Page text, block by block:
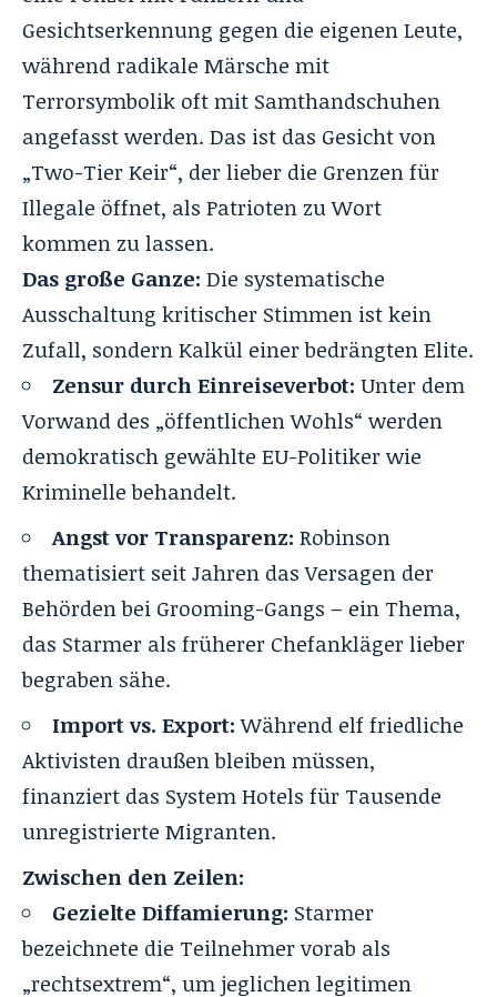
Gesichtserkennung gegen die eigenen Leute,
während radikale Märsche mit
Terrorsymbolik oft mit Samthandschuhen
angefasst werden. Das ist das Gesicht von
„Two-Tier Keir“, der lieber die Grenzen für
Illegale öffnet, als Patrioten zu Wort
kommen zu lassen.
Das große Ganze: Die systematische
Ausschaltung kritischer Stimmen ist kein
Zufall, sondern Kalkül einer bedrängten Elite.
Zensur durch Einreiseverbot: Unter dem
Vorwand des „öffentlichen Wohls“ werden
demokratisch gewählte EU-Politiker wie
Kriminelle behandelt.
Angst vor Transparenz: Robinson
thematisiert seit Jahren das Versagen der
Behörden bei Grooming-Gangs – ein Thema,
das Starmer als früherer Chefankläger lieber
begraben sähe.
Import vs. Export:Während elf friedliche
Aktivisten draußen bleiben müssen,
finanziert das System Hotels für Tausende
unregistrierte Migranten.
Zwischen den Zeilen:
Gezielte Diffamierung: Starmer
bezeichnete die Teilnehmer vorab als
„rechtsextrem“, um jeglichen legitimen